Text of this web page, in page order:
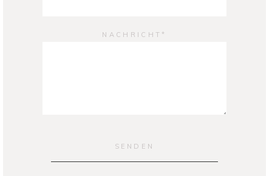
NACHRICHT
SENDEN